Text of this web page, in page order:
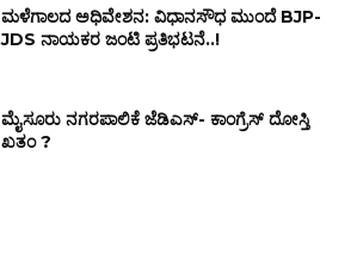
ಮಳೆಗಾಲದ ಅಧಿವೇಶನ: ವಿಧಾನಸೌಧ ಮುಂದೆ BJP-
JDS ನಾಯಕರ ಜಂಟಿ ಪ್ರತಿಭಟನೆ..!
ಮೈಸೂರು ನಗರಪಾಲಿಕೆ ಜೆಡಿಎಸ್- ಕಾಂಗ್ರೆಸ್ ದೋಸ್ತಿ
ಖತಂ ?